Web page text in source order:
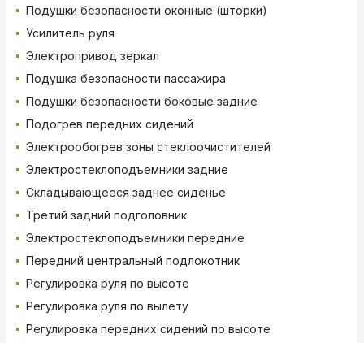
Подушки безопасности оконные (шторки)
Усилитель руля
Электропривод зеркал
Подушка безопасности пассажира
Подушки безопасности боковые задние
Подогрев передних сидений
Электрообогрев зоны стеклоочистителей
Электростеклоподъемники задние
Складывающееся заднее сиденье
Третий задний подголовник
Электростеклоподъемники передние
Передний центральный подлокотник
Регулировка руля по высоте
Регулировка руля по вылету
Регулировка передних сидений по высоте